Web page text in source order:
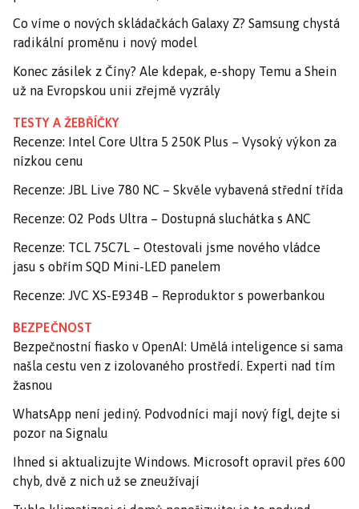
Co víme o nových skládačkách Galaxy Z? Samsung chystá
radikální proměnu i nový model
Konec zásilek z Číny? Ale kdepak, e-shopy Temu a Shein
už na Evropskou unii zřejmě vyzrály
TESTY A ŽEBŘÍČKY
Recenze: Intel Core Ultra 5 250K Plus – Vysoký výkon za
nízkou cenu
Recenze: JBL Live 780 NC – Skvěle vybavená střední třída
Recenze: O2 Pods Ultra – Dostupná sluchátka s ANC
Recenze: TCL 75C7L – Otestovali jsme nového vládce
jasu s obřím SQD Mini-LED panelem
Recenze: JVC XS-E934B – Reproduktor s powerbankou
BEZPEČNOST
Bezpečnostní fiasko v OpenAI: Umělá inteligence si sama
našla cestu ven z izolovaného prostředí. Experti nad tím
žasnou
WhatsApp není jediný. Podvodníci mají nový fígl, dejte si
pozor na Signalu
Ihned si aktualizujte Windows. Microsoft opravil přes 600
chyb, dvě z nich už se zneužívají